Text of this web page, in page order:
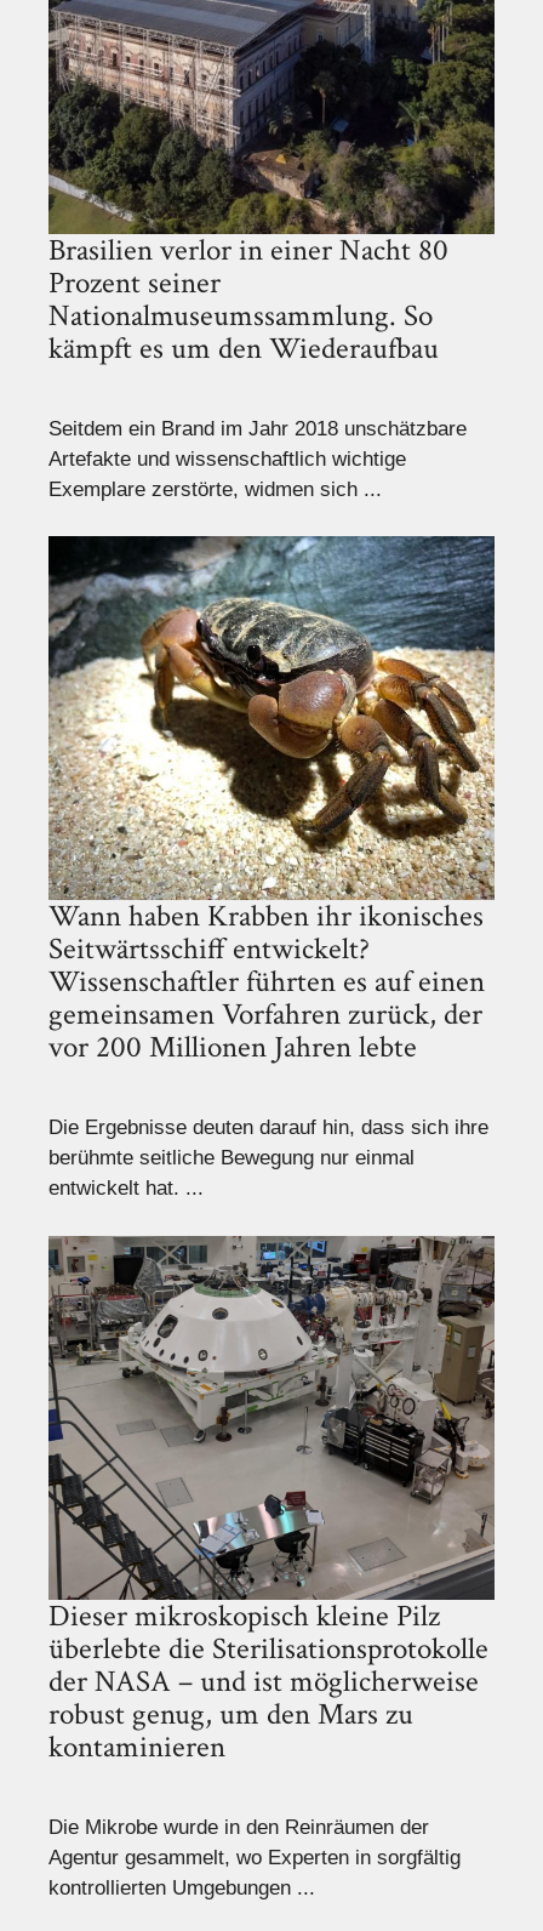
Brasilien verlor in einer Nacht 80
Prozent seiner
Nationalmuseumssammlung. So
kämpft es um den Wiederaufbau
Seitdem ein Brand im Jahr 2018 unschätzbare
Artefakte und wissenschaftlich wichtige
Exemplare zerstörte, widmen sich ...
Wann haben Krabben ihr ikonisches
Seitwärtsschiff entwickelt?
Wissenschaftler führten es auf einen
gemeinsamen Vorfahren zurück, der
vor 200 Millionen Jahren lebte
Die Ergebnisse deuten darauf hin, dass sich ihre
berühmte seitliche Bewegung nur einmal
entwickelt hat. ...
Dieser mikroskopisch kleine Pilz
überlebte die Sterilisationsprotokolle
der NASA – und ist möglicherweise
robust genug, um den Mars zu
kontaminieren
Die Mikrobe wurde in den Reinräumen der
Agentur gesammelt, wo Experten in sorgfältig
kontrollierten Umgebungen ...